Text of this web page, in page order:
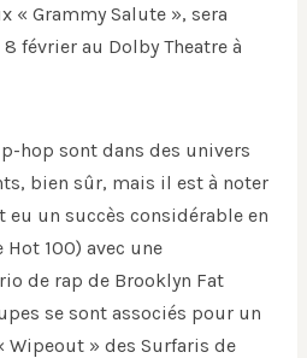
« Grammy Salute », sera
février au Dolby Theatre à
hop sont dans des univers
bien sûr, mais il est à noter
eu un succès considérable en
Hot 100) avec une
de rap de Brooklyn Fat
se sont associés pour un
Wipeout » des Surfaris de